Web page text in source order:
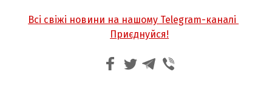
Всі свіжі новини на нашому Telegram-каналі
Приєднуйся!